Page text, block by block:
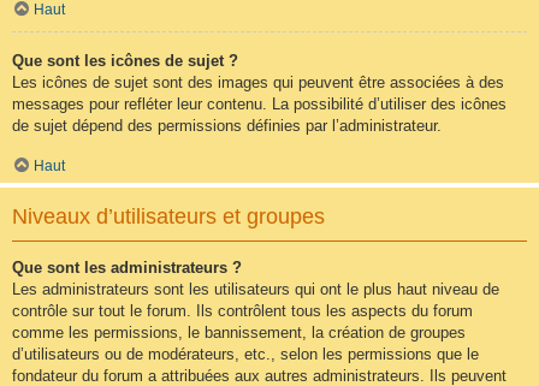
Haut
Que sont les icônes de sujet ?
Les icônes de sujet sont des images qui peuvent être associées à des
messages pour refléter leur contenu. La possibilité d’utiliser des icônes
de sujet dépend des permissions définies par l’administrateur.
Haut
Niveaux d’utilisateurs et groupes
Que sont les administrateurs ?
Les administrateurs sont les utilisateurs qui ont le plus haut niveau de
contrôle sur tout le forum. Ils contrôlent tous les aspects du forum
comme les permissions, le bannissement, la création de groupes
d’utilisateurs ou de modérateurs, etc., selon les permissions que le
fondateur du forum a attribuées aux autres administrateurs. Ils peuvent